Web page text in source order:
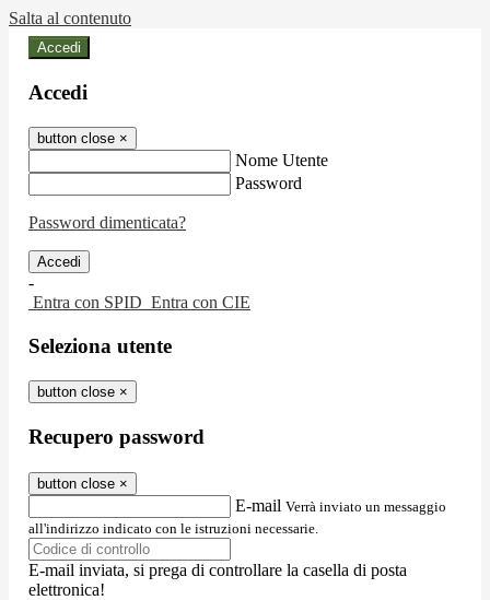
Salta al contenuto
Accedi
Accedi
button close ×
Nome Utente
Password
Password dimenticata?
-
Entra con SPID Entra con CIE
Seleziona utente
button close ×
Recupero password
button close ×
E-mail Verrà inviato un messaggio
all'indirizzo indicato con le istruzioni necessarie.
E-mail inviata, si prega di controllare la casella di posta
elettronica!